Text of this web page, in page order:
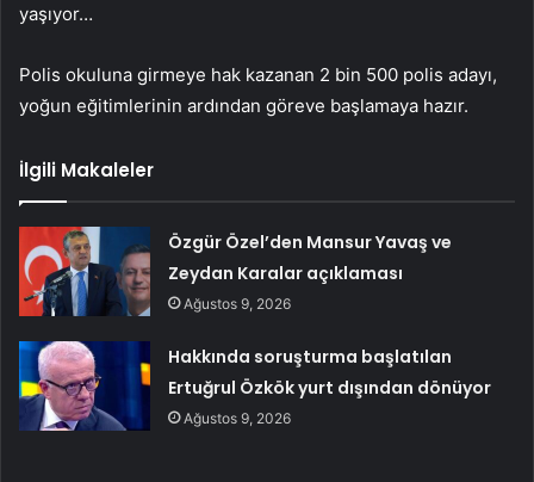
yaşıyor…
Polis okuluna girmeye hak kazanan 2 bin 500 polis adayı,
yoğun eğitimlerinin ardından göreve başlamaya hazır.
İlgili Makaleler
Özgür Özel’den Mansur Yavaş ve
Zeydan Karalar açıklaması
Ağustos 9, 2026
Hakkında soruşturma başlatılan
Ertuğrul Özkök yurt dışından dönüyor
Ağustos 9, 2026